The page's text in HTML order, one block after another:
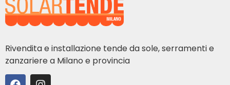
Rivendita e installazione tende da sole, serramenti e
zanzariere a Milano e provincia